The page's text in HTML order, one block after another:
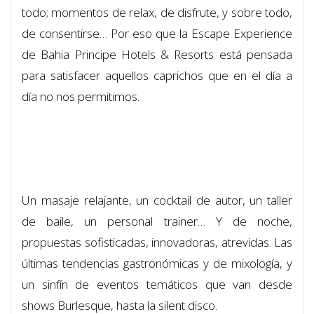
todo; momentos de relax, de disfrute, y sobre todo,
de consentirse… Por eso que la Escape Experience
de Bahia Principe Hotels & Resorts está pensada
para satisfacer aquellos caprichos que en el día a
día no nos permitimos.
Un masaje relajante, un cocktail de autor, un taller
de baile, un personal trainer… Y de noche,
propuestas sofisticadas, innovadoras, atrevidas. Las
últimas tendencias gastronómicas y de mixología, y
un sinfín de eventos temáticos que van desde
shows Burlesque, hasta la silent disco.